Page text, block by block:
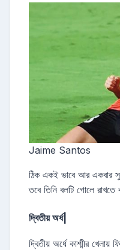
Jaime Santos
ঠিক একই ভাবে আর একবার
তবে তিনি বলটি গোলে রাখতে
দ্বিতীয় অর্ধ|
দ্বিতীয় অর্ধে কাশ্মীর খেলায়